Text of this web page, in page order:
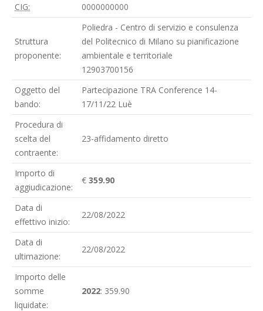
CIG: 0000000000
Struttura
proponente:
Poliedra - Centro di servizio e consulenza
del Politecnico di Milano su pianificazione
ambientale e territoriale
12903700156
Oggetto del
bando:
Partecipazione TRA Conference 14-
17/11/22 Luè
Procedura di
scelta del
contraente:
23-affidamento diretto
Importo di
aggiudicazione:
€ 359.90
Data di
effettivo inizio:
22/08/2022
Data di
ultimazione:
22/08/2022
Importo delle
somme
liquidate:
2022: 359.90